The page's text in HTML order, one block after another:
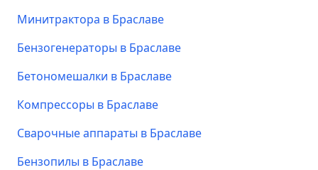
Минитрактора в Браславе
Бензогенераторы в Браславе
Бетономешалки в Браславе
Компрессоры в Браславе
Сварочные аппараты в Браславе
Бензопилы в Браславе